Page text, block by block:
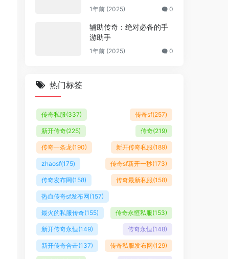
1年前 (2025) 0
辅助传奇：绝对必备的手
游助手
1年前 (2025) 0
热门标签
传奇私服(337) 传奇sf(257)
新开传奇(225) 传奇(219)
传奇一条龙(190) 新开传奇私服(189)
zhaosf(175) 传奇sf新开一秒(173)
传奇发布网(158) 传奇最新私服(158)
热血传奇sf发布网(157)
最火的私服传奇(155) 传奇永恒私服(153)
新开传奇永恒(149) 传奇永恒(148)
新开传奇合击(137) 传奇私服发布网(129)